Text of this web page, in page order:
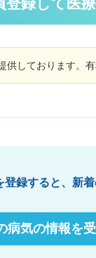
人科か
ょう。
しております。
登録すると、新
病気の情報を